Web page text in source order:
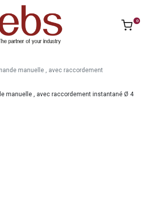
0
manuelle , avec raccordement